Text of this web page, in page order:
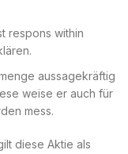
respons within
aussagekräftig
weise er auch für
mess.
diese Aktie als